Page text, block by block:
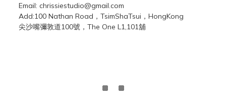
Email: chrissiestudio@gmail.com
Add:100 Nathan Road，TsimShaTsui，HongKong
尖沙嘴彌敦道100號，The One L1,101舖